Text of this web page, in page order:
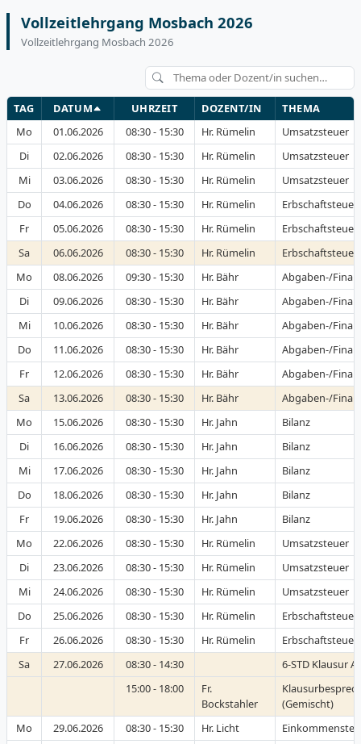
Vollzeitlehrgang Mosbach 2026
Vollzeitlehrgang Mosbach 2026
TAG DATUM UHRZEIT DOZENT/IN
THEMA
Mo
01.06.2026 08:30 - 15:30 Hr. Rümelin
Umsatzsteuer
Di
02.06.2026 08:30 - 15:30 Hr. Rümelin
Umsatzsteuer
Mi
03.06.2026 08:30 - 15:30 Hr. Rümelin
Umsatzsteuer
Do
04.06.2026 08:30 - 15:30 Hr. Rümelin
Fr
05.06.2026 08:30 - 15:30 Hr. Rümelin
Sa
06.06.2026 08:30 - 15:30 Hr. Rümelin
Mo
08.06.2026 09:30 - 15:30 Hr. Bähr
Abgaben-/
Di
09.06.2026 08:30 - 15:30 Hr. Bähr
Abgaben-/
Mi
10.06.2026 08:30 - 15:30 Hr. Bähr
Abgaben-/
Do
11.06.2026 08:30 - 15:30 Hr. Bähr
Abgaben-/
Fr
12.06.2026 08:30 - 15:30 Hr. Bähr
Abgaben-/
Sa
13.06.2026 08:30 - 15:30 Hr. Bähr
Abgaben-/
Mo
15.06.2026 08:30 - 15:30 Hr. Jahn
Bilanz
Di
16.06.2026 08:30 - 15:30 Hr. Jahn
Bilanz
Mi
17.06.2026 08:30 - 15:30 Hr. Jahn
Bilanz
Do
18.06.2026 08:30 - 15:30 Hr. Jahn
Bilanz
Fr
19.06.2026 08:30 - 15:30 Hr. Jahn
Bilanz
Mo
22.06.2026 08:30 - 15:30 Hr. Rümelin
Umsatzsteuer
Di
23.06.2026 08:30 - 15:30 Hr. Rümelin
Umsatzsteuer
Mi
24.06.2026 08:30 - 15:30 Hr. Rümelin
Umsatzsteuer
Do
25.06.2026 08:30 - 15:30 Hr. Rümelin
Fr
26.06.2026 08:30 - 15:30 Hr. Rümelin
Sa
27.06.2026 08:30 - 14:30
6-STD Klausur
15:00 - 18:00
Fr.
Bockstahler
(Gemischt)
Mo
29.06.2026 08:30 - 15:30 Hr. Licht